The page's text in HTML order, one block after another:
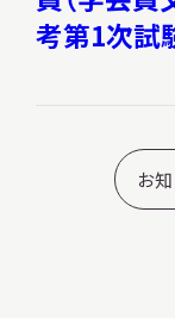
考第1次試
お